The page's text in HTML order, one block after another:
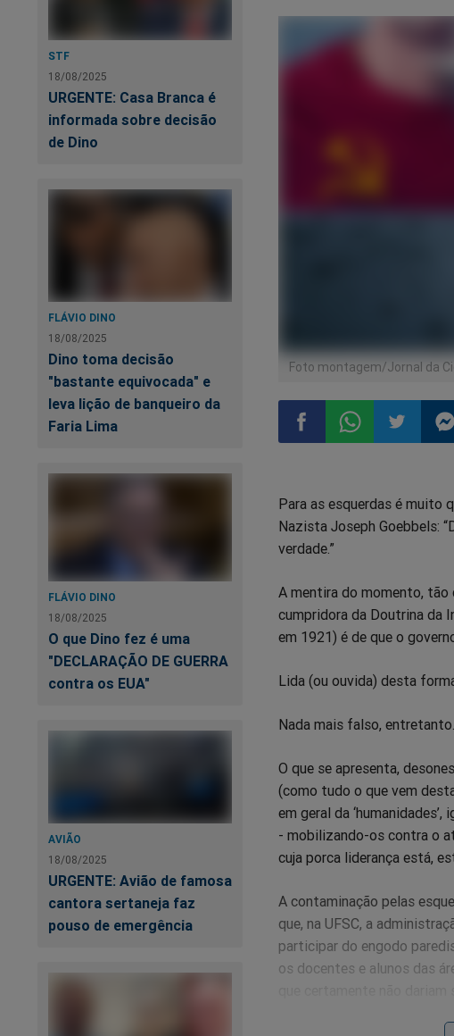
STF
18/08/2025
URGENTE: Casa Branca é
informada sobre decisão
de Dino
FLÁVIO DINO
18/08/2025
Dino toma decisão
"bastante equivocada" e
leva lição de banqueiro da
Faria Lima
FLÁVIO DINO
18/08/2025
O que Dino fez é uma
"DECLARAÇÃO DE GUERRA
contra os EUA"
AVIÃO
18/08/2025
URGENTE: Avião de famosa
cantora sertaneja faz
pouso de emergência
Foto montagem/Jornal da
no
Facebook
no
Whatsapp
no
Para as esquerdas é muito
Nazista Joseph Goebbels:
verdade.”
A mentira do momento, tão
cumpridora da Doutrina da
em 1921) é de que o
Lida (ou ouvida) desta
Nada mais falso, entretanto.
O que se apresenta,
(como tudo o que vem
em geral da
- mobilizando-os contra o
cuja porca liderança está,
A contaminação pelas
que, na UFSC, a
participar do engodo
os docentes e alunos das